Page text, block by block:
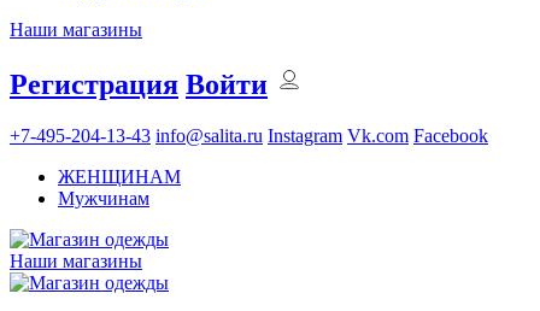
Наши магазины
Регистрация Войти
+7-495-204-13-43 info@salita.ru Instagram Vk.com Facebook
ЖЕНЩИНАМ
Мужчинам
Наши магазины